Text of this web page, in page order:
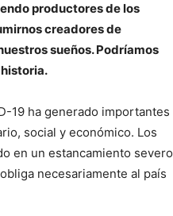
productores de los
creadores de
sueños. Podríamos
19 ha generado importantes
social y económico. Los
en un estancamiento severo
necesariamente al país